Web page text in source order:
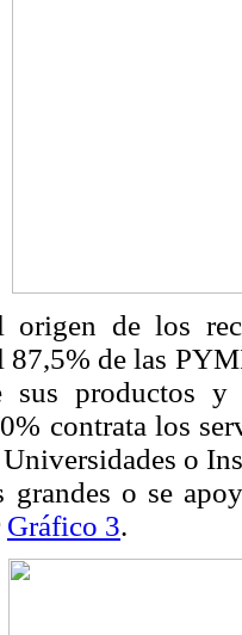
origen de los
87,5% de las
sus productos y
contrata los
o
grandes o se
Gráfico 3.